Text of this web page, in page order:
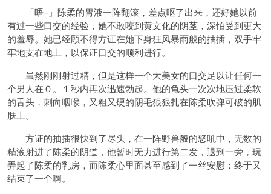
「唔–」陈柔的胃液一阵翻滚，差点呕了出来，还好她以前
有过一些口交的经验，她不敢咬到黄文化的阴茎，深怕受到更大
的羞辱。她已经顾不得方证在她下身狂风暴雨般的抽插，双手牢
牢地支在地上，以保证口交的顺利进行。
虽然刚刚射过精，但是这样一个大美女的口交足以让任何一
个男人在０。１秒内再次迅速勃起。他的龟头一次次地压过柔软
的舌头，刺向咽喉，又粗又硬的阴毛狠狠扎在陈柔吹弹可破的肌
肤上。
方证的抽插很快到了尽头，在一阵野兽般的怒吼中，无数的
精液射进了陈柔的阴道，他暂时无力进行第二发，退到一旁，玩
弄起了陈柔的乳房，而陈柔心里面甚至感到了一丝安慰：终于又
结束了一个啊。